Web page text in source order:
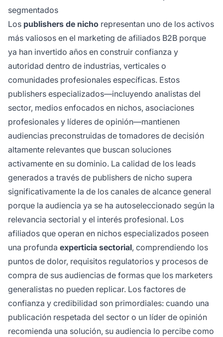
segmentados
Los publishers de nicho representan uno de los activos
más valiosos en el marketing de afiliados B2B porque
ya han invertido años en construir confianza y
autoridad dentro de industrias, verticales o
comunidades profesionales específicas. Estos
publishers especializados—incluyendo analistas del
sector, medios enfocados en nichos, asociaciones
profesionales y líderes de opinión—mantienen
audiencias preconstruidas de tomadores de decisión
altamente relevantes que buscan soluciones
activamente en su dominio. La calidad de los leads
generados a través de publishers de nicho supera
significativamente la de los canales de alcance general
porque la audiencia ya se ha autoseleccionado según la
relevancia sectorial y el interés profesional. Los
afiliados que operan en nichos especializados poseen
una profunda experticia sectorial, comprendiendo los
puntos de dolor, requisitos regulatorios y procesos de
compra de sus audiencias de formas que los marketers
generalistas no pueden replicar. Los factores de
confianza y credibilidad son primordiales: cuando una
publicación respetada del sector o un líder de opinión
recomienda una solución, su audiencia lo percibe como